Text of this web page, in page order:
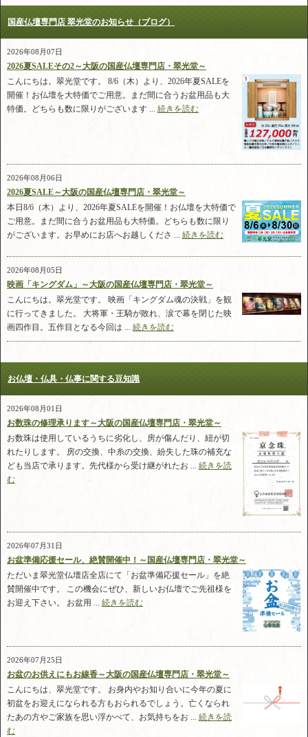
国産仏壇専門店 翠光堂のお知らせ（ブログ）
2026年08月07日
2026夏SALEその2～大阪の国産仏壇専門店・翠光堂～
こんにちは。翠光堂です。 8/6（木）より、2026年夏SALEを
開催！お仏壇を大特価でご用意。まだ間に合うお盆用品も大
特価。どちらも数に限りがございます ... 続きを読む
2026年08月06日
2026夏SALE～大阪の国産仏壇専門店・翠光堂～
本日8/6（木）より、2026年夏SALEを開催！お仏壇を大特価で
ご用意。まだ間に合うお盆用品も大特価。どちらも数に限り
がございます。お早めにお店へお越しくださ ... 続きを読む
2026年08月05日
映画「キングダム」～大阪の国産仏壇専門店・翠光堂～
こんにちは。翠光堂です。 映画「キングダム魂の決戦」を観
に行ってきました。 大将軍・王騎が敗れ、涙で幕を閉じた映
画四作目。五作目となる今回は ... 続きを読む
お仏壇・仏具・仏事に関する豆知識
2026年08月01日
お数珠の修理承ります～大阪の国産仏壇専門店・翠光堂～
お数珠は使用しているうちに劣化し、房が傷んだり、紐が切
れたりします。 房の交換、中糸の交換、紛失した珠の補充な
ども当店で承ります。先代様から受け継がれたお ... 続きを読
む
2026年07月31日
お盆準備応援セール、絶賛開催中！～国産仏壇専門店・翠光堂～
ただいま翠光堂仏壇店全店にて「お盆準備応援セール」を絶
賛開催中です。 この機会にぜひ、新しいお仏壇でご先祖様を
お迎え下さい。 お盆用 ... 続きを読む
2026年07月25日
お盆のお供えにもお線香～大阪の国産仏壇専門店・翠光堂～
こんにちは、翠光堂です。 お身内やお知り合いに今年の夏に
初盆をお迎えになられる方もおられるでしょう。亡くなられ
たあの方やご家族を思い浮かべて、お気持ちをお ... 続きを読
む